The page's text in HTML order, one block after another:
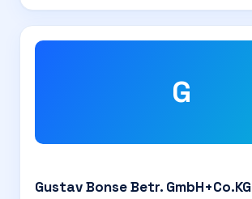
G
Gustav Bonse Betr. GmbH+Co.KG